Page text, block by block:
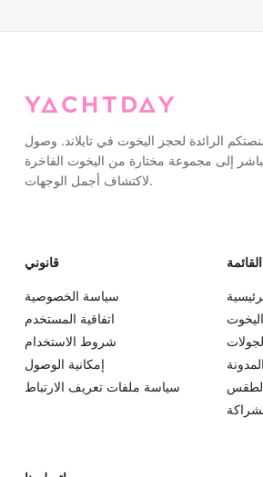
الرائدة لحجز اليخوت في تايلاند. وصول
إلى مجموعة مختارة من اليخوت الفاخرة
لاكتشاف أجمل الوجهات.
قانوني
سياسة الخصوصية
اتفاقية المستخدم
شروط الاستخدام
إمكانية الوصول
سياسة ملفات تعريف الارتباط
القائمة
اليخوت
المدونة